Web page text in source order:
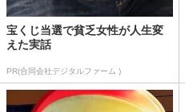
宝くじ当選で貧乏女性が人生変
えた実話
PR(合同会社デジタルファーム )